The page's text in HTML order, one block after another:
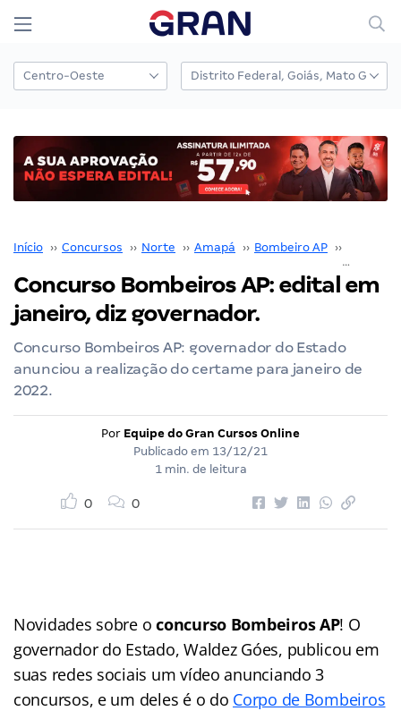
Início ›› Concursos ›› Norte ›› Amapá ›› Bombeiro AP ››
Concurso Bombeiros AP: edital em
janeiro, diz governador.
Concurso Bombeiros AP: governador do Estado
anunciou a realização do certame para janeiro de
2022.
Por Equipe do Gran Cursos Online
Publicado em 13/12/21
1 min. de leitura
0 0
Novidades sobre oconcurso Bombeiros AP! O
governador do Estado, Waldez Góes, publicou em
suas redes sociais um vídeo anunciando 3
concursos, e um deles é o do Corpo de Bombeiros